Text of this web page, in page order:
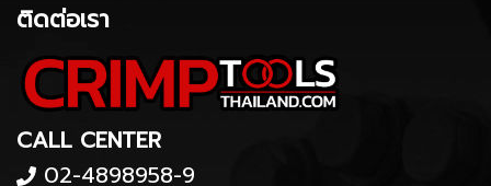
ติดต่อเรา
CALL CENTER
02-4898958-9